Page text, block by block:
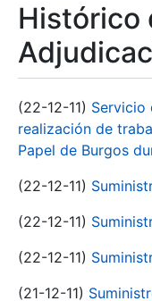
Histórico
(22-12-11) Servicio
realización de
Papel de Burgos
(22-12-11)
(22-12-11)
(22-12-11)
(21-12-11)